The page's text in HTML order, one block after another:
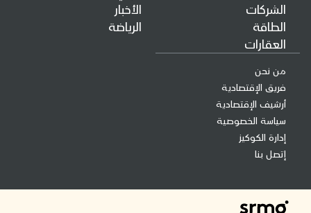
الشركات
الطاقة
العقارات
الأخبار
الرياضة
من نحن
فريق الإقتصادية
أرشيف الإقتصادية
سياسة الخصوصية
إدارة الكوكيز
إتصل بنا